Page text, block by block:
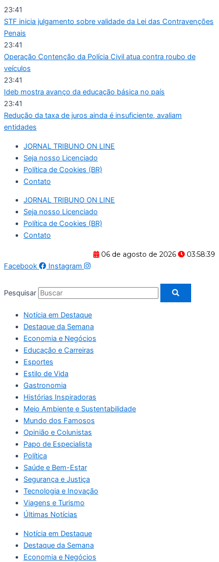
Ir
para
o
conteúdo
23:41
STF inicia julgamento sobre validade da Lei das Contravenções
Penais
23:41
Operação Contenção da Polícia Civil atua contra roubo de
veículos
23:41
Ideb mostra avanço da educação básica no país
23:41
Redução da taxa de juros ainda é insuficiente, avaliam
entidades
JORNAL TRIBUNO ON LINE
Seja nosso Licenciado
Política de Cookies (BR)
Contato
JORNAL TRIBUNO ON LINE
Seja nosso Licenciado
Política de Cookies (BR)
Contato
06 de agosto de 2026
03:58:39
Facebook
Instagram
Pesquisar
Notícia em Destaque
Destaque da Semana
Economia e Negócios
Educação e Carreiras
Esportes
Estilo de Vida
Gastronomia
Histórias Inspiradoras
Meio Ambiente e Sustentabilidade
Mundo dos Famosos
Opinião e Colunistas
Papo de Especialista
Política
Saúde e Bem-Estar
Segurança e Justiça
Tecnologia e Inovação
Viagens e Turismo
Últimas Notícias
Notícia em Destaque
Destaque da Semana
Economia e Negócios